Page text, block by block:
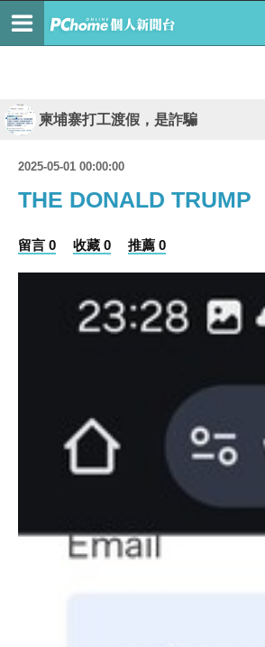
柬埔寨打工渡假，是詐騙
2025-05-01 00:00:00
THE DONALD TRUMP
留言 0 收藏 0 推薦 0